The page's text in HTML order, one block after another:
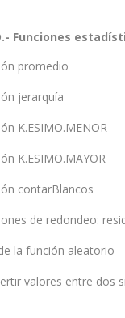
Funciones
promedio
jerarquía
K.ESIMO.MENOR
K.ESIMO.MAYOR
contarBlancos
de redondeo:
la función aleatorio
valores entre dos